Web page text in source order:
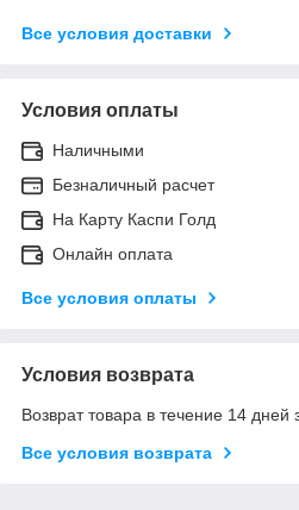
Все условия доставки
Условия оплаты
Наличными
Безналичный расчет
На Карту Каспи Голд
Онлайн оплата
Все условия оплаты
Условия возврата
Возврат товара в течение 14 дней
Все условия возврата